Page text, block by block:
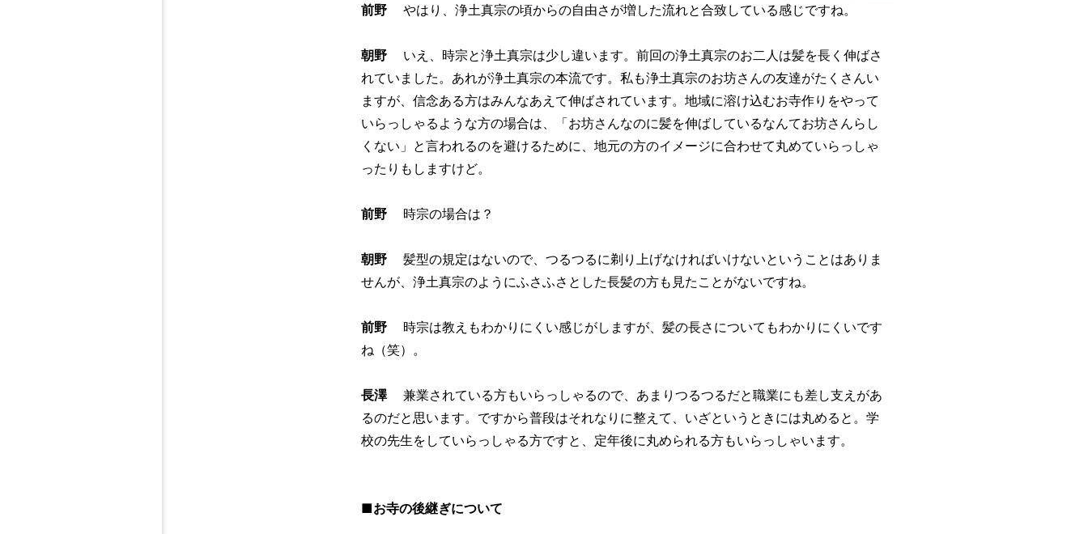
前野 やはり、浄土真宗の頃からの自由さが増した流れと合致している感じですね。
朝野 いえ、時宗と浄土真宗は少し違います。前回の浄土真宗のお二人は髪を長く伸ばさ
れていました。あれが浄土真宗の本流です。私も浄土真宗のお坊さんの友達がたくさんい
ますが、信念ある方はみんなあえて伸ばされています。地域に溶け込むお寺作りをやって
いらっしゃるような方の場合は、「お坊さんなのに髪を伸ばしているなんてお坊さんらし
くない」と言われるのを避けるために、地元の方のイメージに合わせて丸めていらっしゃ
ったりもしますけど。
前野 時宗の場合は？
朝野 髪型の規定はないので、つるつるに剃り上げなければいけないということはありま
せんが、浄土真宗のようにふさふさとした長髪の方も見たことがないですね。
前野 時宗は教えもわかりにくい感じがしますが、髪の長さについてもわかりにくいです
ね（笑）。
長澤兼業されている方もいらっしゃるので、あまりつるつるだと職業にも差し支えがあ
るのだと思います。ですから普段はそれなりに整えて、いざというときには丸めると。学
校の先生をしていらっしゃる方ですと、定年後に丸められる方もいらっしゃいます。
■お寺の後継ぎについて